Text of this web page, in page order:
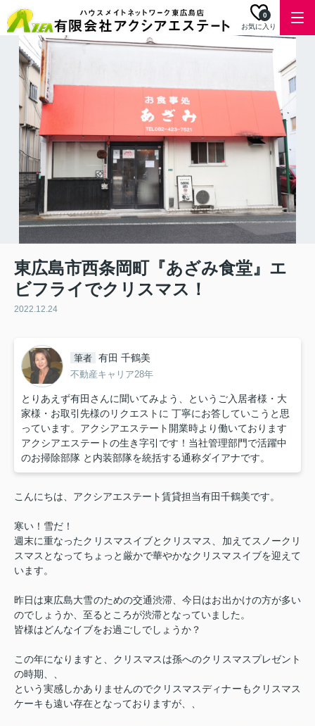
お気に入り
0
東広島市西条岡町『あざみ食堂』エ
ビフライでクリスマス！
2022.12.24
筆者 有田 千鶴美
不動産キャリア28年
とりあえず有田さんに聞いてみよう、というご入居者様・大
家様・お取引先様のリクエストに 丁寧にお答していこうと思
っています。アクシアエステート開業時より働いております
アクシアエステートの生き字引です！当社管理部門で活躍中
のお掃除部隊 と内装部隊を統括する通称ダイアナです。
こんにちは、アクシアエステート賃貸担当有田千鶴美です。
寒い！雪だ！
週末に重なったクリスマスイブとクリスマス、加えてスノークリ
スマスとなってちょっと厳かで華やかなクリスマスイブを迎えて
います。
昨日は東広島大雪のための交通渋滞、今日はお出かけの方が多い
のでしょうか、 至るところが渋滞となっていました。
皆様はどんなイブをお過ごしでしょうか？
この年になりますと、クリスマスは孫へのクリスマスプレゼント
の時期、、
という実感しかありませんのでクリスマスディナーもクリスマス
ケーキも遠い存在となっておりますが、、